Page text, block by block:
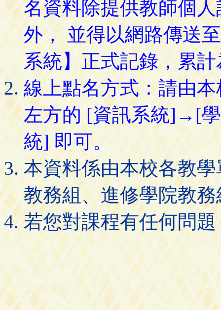
名資料除提供教師個
外， 並得以網路傳送
系統】正式記錄，累
線上點名方式：請由
左方的 [資訊系統]→[
統] 即可。
本資料係由本校各教
教務組、進修學院教
若您對課程有任何問